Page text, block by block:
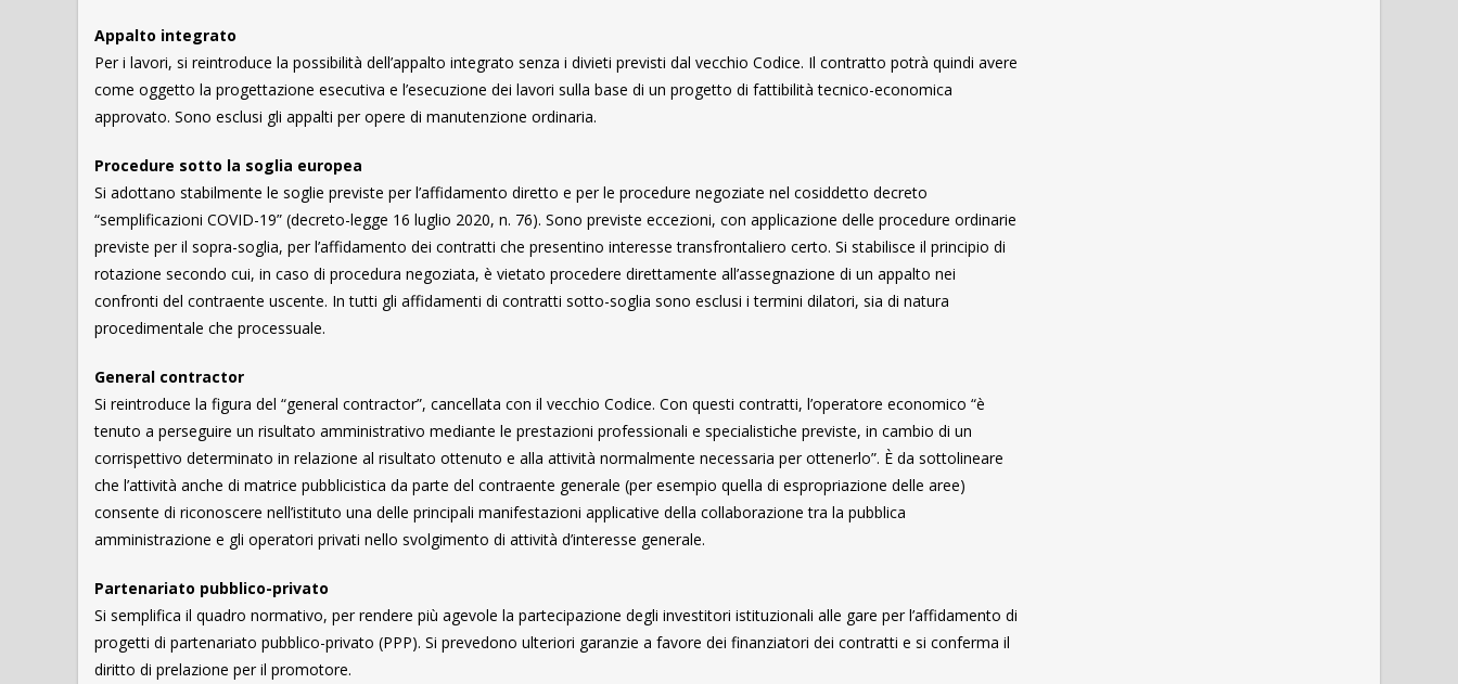
Appalto integrato
Per i lavori, si reintroduce la possibilità dell’appalto integrato senza i divieti previsti dal vecchio Codice. Il contratto potrà quindi avere
come oggetto la progettazione esecutiva e l’esecuzione dei lavori sulla base di un progetto di fattibilità tecnico-economica
approvato. Sono esclusi gli appalti per opere di manutenzione ordinaria.
Procedure sotto la soglia europea
Si adottano stabilmente le soglie previste per l’affidamento diretto e per le procedure negoziate nel cosiddetto decreto
“semplificazioni COVID-19” (decreto-legge 16 luglio 2020, n. 76). Sono previste eccezioni, con applicazione delle procedure ordinarie
previste per il sopra-soglia, per l’affidamento dei contratti che presentino interesse transfrontaliero certo. Si stabilisce il principio di
rotazione secondo cui, in caso di procedura negoziata, è vietato procedere direttamente all’assegnazione di un appalto nei
confronti del contraente uscente. In tutti gli affidamenti di contratti sotto-soglia sono esclusi i termini dilatori, sia di natura
procedimentale che processuale.
General contractor
Si reintroduce la figura del “general contractor”, cancellata con il vecchio Codice. Con questi contratti, l’operatore economico “è
tenuto a perseguire un risultato amministrativo mediante le prestazioni professionali e specialistiche previste, in cambio di un
corrispettivo determinato in relazione al risultato ottenuto e alla attività normalmente necessaria per ottenerlo”. È da sottolineare
che l’attività anche di matrice pubblicistica da parte del contraente generale (per esempio quella di espropriazione delle aree)
consente di riconoscere nell’istituto una delle principali manifestazioni applicative della collaborazione tra la pubblica
amministrazione e gli operatori privati nello svolgimento di attività d’interesse generale.
Partenariato pubblico-privato
Si semplifica il quadro normativo, per rendere più agevole la partecipazione degli investitori istituzionali alle gare per l’affidamento di
progetti di partenariato pubblico-privato (PPP). Si prevedono ulteriori garanzie a favore dei finanziatori dei contratti e si conferma il
diritto di prelazione per il promotore.